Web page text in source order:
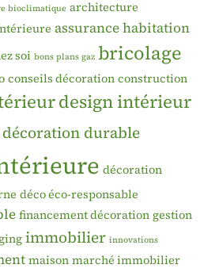
bioclimatique architecture
assurance habitation
soi bons plans gaz bricolage
conseils décoration construction
design intérieur
décoration durable
décoration
déco éco-responsable
financement décoration gestion
immobilier innovations
maison marché immobilier